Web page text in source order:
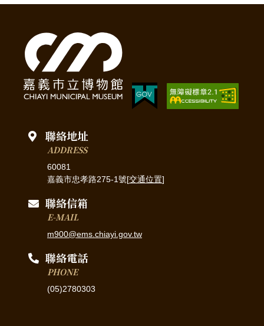
聯絡地址
ADDRESS
60081
嘉義市忠孝路275-1號[交通位置]
聯絡信箱
E-MAIL
m900@ems.chiayi.gov.tw
聯絡電話
PHONE
(05)2780303